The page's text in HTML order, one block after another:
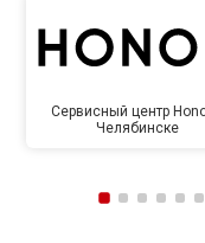
Сервисный центр
Челябинске